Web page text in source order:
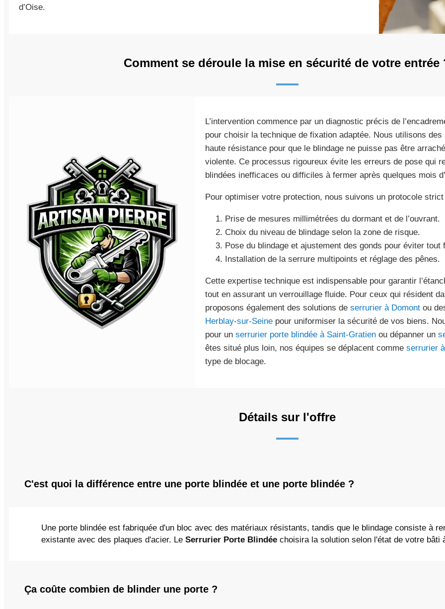
d’Oise.
Comment se déroule la mise en sécurité de votre entrée
L’intervention commence par un diagnostic précis de
pour choisir la technique de fixation adaptée. Nous utilisons
haute résistance pour que le blindage ne puisse pas être
violente. Ce processus rigoureux évite les erreurs de pose qui
blindées inefficaces ou difficiles à fermer après quelques mois
Pour optimiser votre protection, nous suivons un protocole
Prise de mesures millimétrées du dormant et de l’ouvrant.
Choix du niveau de blindage selon la zone de risque.
Pose du blindage et ajustement des gonds pour éviter tout
Installation de la serrure multipoints et réglage des pênes.
Cette expertise technique est indispensable pour garantir
tout en assurant un verrouillage fluide. Pour ceux qui résident
proposons également des solutions de serrurier à Domontou
Herblay-sur-Seinepour uniformiser la sécurité de vos biens.
pour un serrurier porte blindée à Saint-Gratienou dépanner un
êtes situé plus loin, nos équipes se déplacent comme serrurier
type de blocage.
Détails sur l'offre
C'est quoi la différence entre une porte blindée et une porte blindée ?
Une porte blindée est fabriquée d'un bloc avec des matériaux résistants, tandis que le blindage consiste à
existante avec des plaques d'acier. Le Serrurier Porte Blindée choisira la solution selon l'état de votre bâti
Ça coûte combien de blinder une porte ?